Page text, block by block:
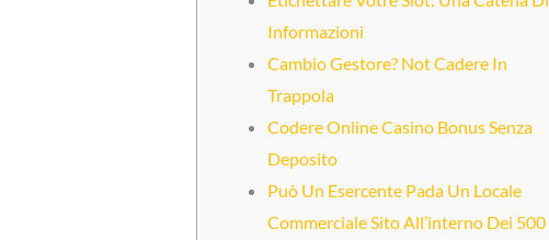
Informazioni
Cambio Gestore? Not Cadere In
Trappola
Codere Online Casino Bonus Senza
Deposito
Può Un Esercente Pada Un Locale
Commerciale Sito All’interno Dei 500